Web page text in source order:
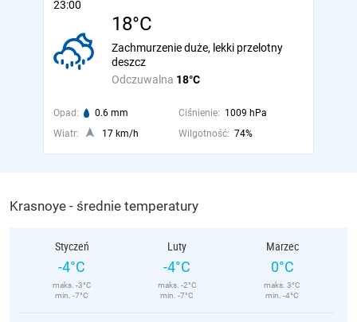
23:00
18°C
Odczuwalna 18°C
Zachmurzenie duże, lekki przelotny
deszcz
Opad: 0.6 mm Ciśnienie: 1009 hPa
Wiatr:
17 km/h Wilgotność: 74%
Krasnoye - średnie temperatury
Styczeń
-4°C
maks. -3°C
min. -7°C
Luty
-4°C
maks. -2°C
min. -7°C
Marzec
0°C
maks. 3°C
min. -4°C